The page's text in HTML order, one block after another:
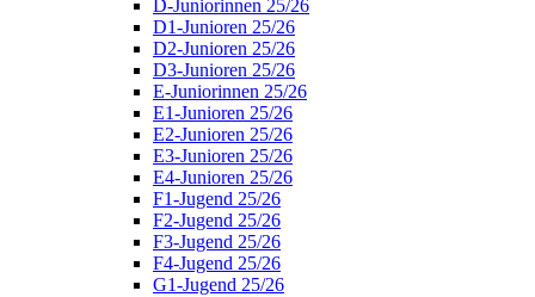
D-Juniorinnen 25/26
D1-Junioren 25/26
D2-Junioren 25/26
D3-Junioren 25/26
E-Juniorinnen 25/26
E1-Junioren 25/26
E2-Junioren 25/26
E3-Junioren 25/26
E4-Junioren 25/26
F1-Jugend 25/26
F2-Jugend 25/26
F3-Jugend 25/26
F4-Jugend 25/26
G1-Jugend 25/26